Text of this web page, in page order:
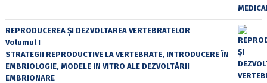
REPRODUCEREA ȘI DEZVOLTAREA VERTEBRATELOR
Volumul I
STRATEGII REPRODUCTIVE LA VERTEBRATE, INTRODUCERE ÎN
EMBRIOLOGIE, MODELE IN VITRO ALE DEZVOLTĂRII
EMBRIONARE